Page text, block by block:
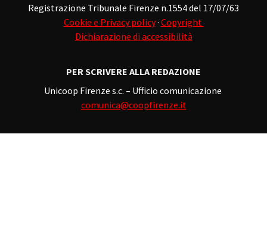
Registrazione Tribunale Firenze n.1554 del 17/07/63
Cookie e Privacy policy· Copyright
Dichiarazione di accessibilità
PER SCRIVERE ALLA REDAZIONE
Unicoop Firenze s.c. – Ufficio comunicazione
comunica@coopfirenze.it